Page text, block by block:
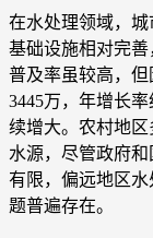
在水处理领域，
基础设施相对完
普及率虽较高，但
3445万，年增长
续增大。农村地
水源，尽管政府
有限，偏远地区
题普遍存在。